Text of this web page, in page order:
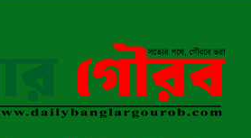
সীমান্তে স্থলমাইন বিস্ফোরণ:
এক যুবকের পা বিচ্ছিন্ন